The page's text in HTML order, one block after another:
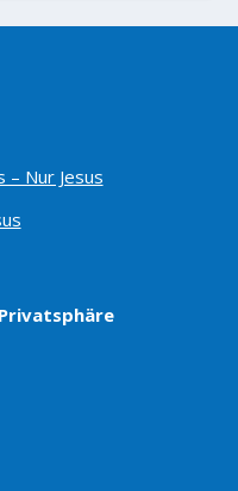
Nur Jesus